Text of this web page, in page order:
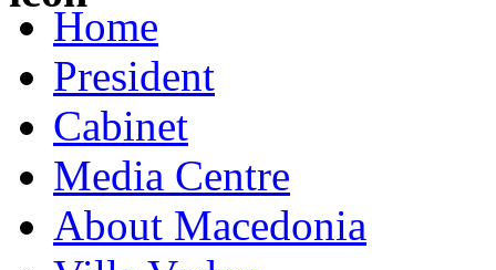
Home
President
Cabinet
Media Centre
About Macedonia